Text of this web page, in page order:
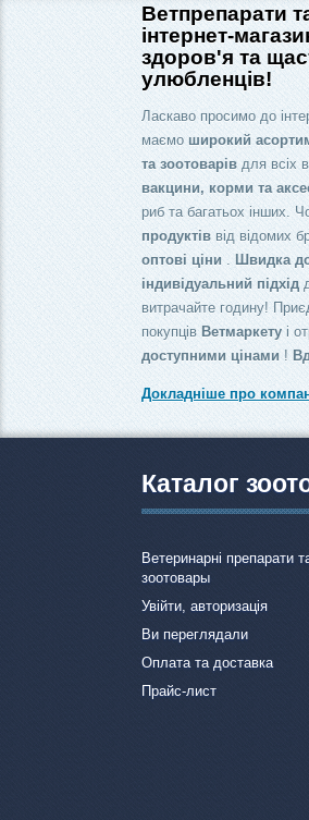
Ветпрепарати
інтернет-
здоров'я та
улюбленців!
Ласкаво просимо до
маємоширокий
та зоотоварівдля всіх
вакцини, корми та
риб та багатьох інших.
продуктів від відомих
оптові ціни. Швидка
індивідуальний підхід
витрачайте годину!
покупців Ветмаркетуі
доступними цінами !
Докладніше про
Каталог
Ветеринарні препарати
зоотовары
Увійти, авторизація
Ви переглядали
Оплата та доставка
Прайс-лист